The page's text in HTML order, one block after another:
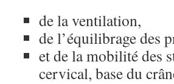
de la ventilation,
de l’équilibrage des
et de la mobilité des
cervical, base du